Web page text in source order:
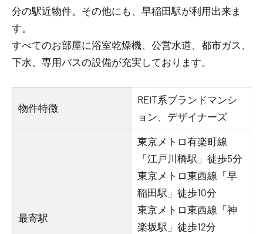
分の駅近物件。その他にも、早稲田駅が利用出来ま
す。
すべてのお部屋に浴室乾燥機、公営水道、都市ガス、
下水、専用バスの設備が充実しております。
物件特徴
REIT系ブランドマンシ
ョン、デザイナーズ
最寄駅
東京メトロ有楽町線
「江戸川橋駅」徒歩5分
東京メトロ東西線「早
稲田駅」徒歩10分
東京メトロ東西線「神
楽坂駅」徒歩12分